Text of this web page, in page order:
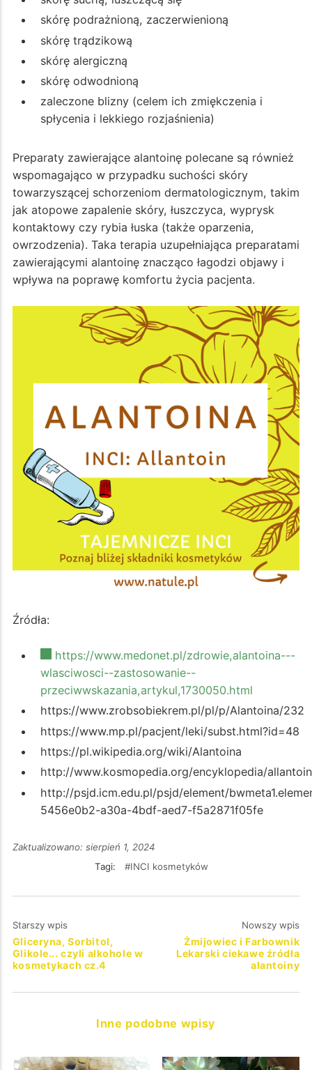
skórę podrażnioną, zaczerwienioną
skórę trądzikową
skórę alergiczną
skórę odwodnioną
zaleczone blizny (celem ich zmiękczenia i
spłycenia i lekkiego rozjaśnienia)
Preparaty zawierające alantoinę polecane są również
wspomagająco w przypadku suchości skóry
towarzyszącej schorzeniom dermatologicznym, takim
jak atopowe zapalenie skóry, łuszczyca, wyprysk
kontaktowy czy rybia łuska (także oparzenia,
owrzodzenia). Taka terapia uzupełniająca preparatami
zawierającymi alantoinę znacząco łagodzi objawy i
wpływa na poprawę komfortu życia pacjenta.
Źródła:
https://www.medonet.pl/zdrowie,alantoina---
wlasciwosci--zastosowanie--
przeciwwskazania,artykul,1730050.html
https://www.zrobsobiekrem.pl/pl/p/Alantoina/232
https://www.mp.pl/pacjent/leki/subst.html?id=48
https://pl.wikipedia.org/wiki/Alantoina
http://www.kosmopedia.org/encyklopedia/
http://psjd.icm.edu.pl/psjd/element/
5456e0b2-a30a-4bdf-aed7-f5a2871f05fe
Zaktualizowano: sierpień 1, 2024
Tagi:
INCI kosmetyków
Starszy wpis
Gliceryna, Sorbitol,
Glikole... czyli alkohole w
kosmetykach cz.4
Nowszy wpis
Żmijowiec i Farbownik
Lekarski ciekawe źródła
alantoiny
Inne podobne wpisy